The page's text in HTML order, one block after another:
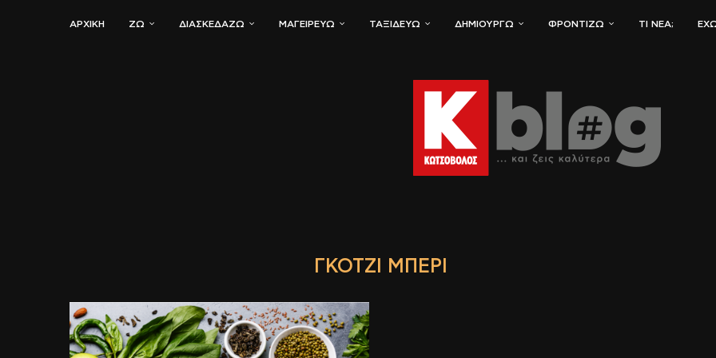
ΑΡΧΙΚΗ ΖΏ ΔΙΑΣΚΕΔΆΖΩ ΜΑΓΕΙΡΕΎΩ ΤΑΞΙΔΕΎΩ ΔΗΜΙΟΥΡΓΏ ΦΡΟΝΤΊΖΩ ΤΙ ΝΈΑ;
ΓΚΌΤΖΙ ΜΠΈΡΙ